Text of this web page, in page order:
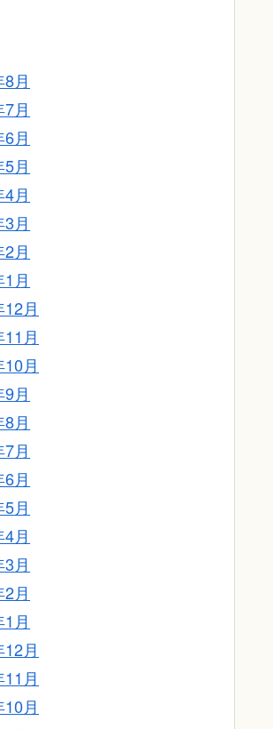
月
月
月
月
月
月
月
月
月
月
月
月
月
月
月
月
月
月
月
月
月
月
月